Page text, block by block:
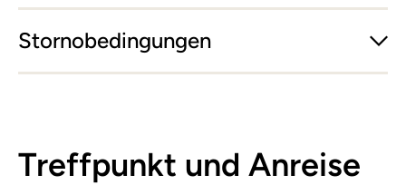
Stornobedingungen
Treffpunkt und Anreise